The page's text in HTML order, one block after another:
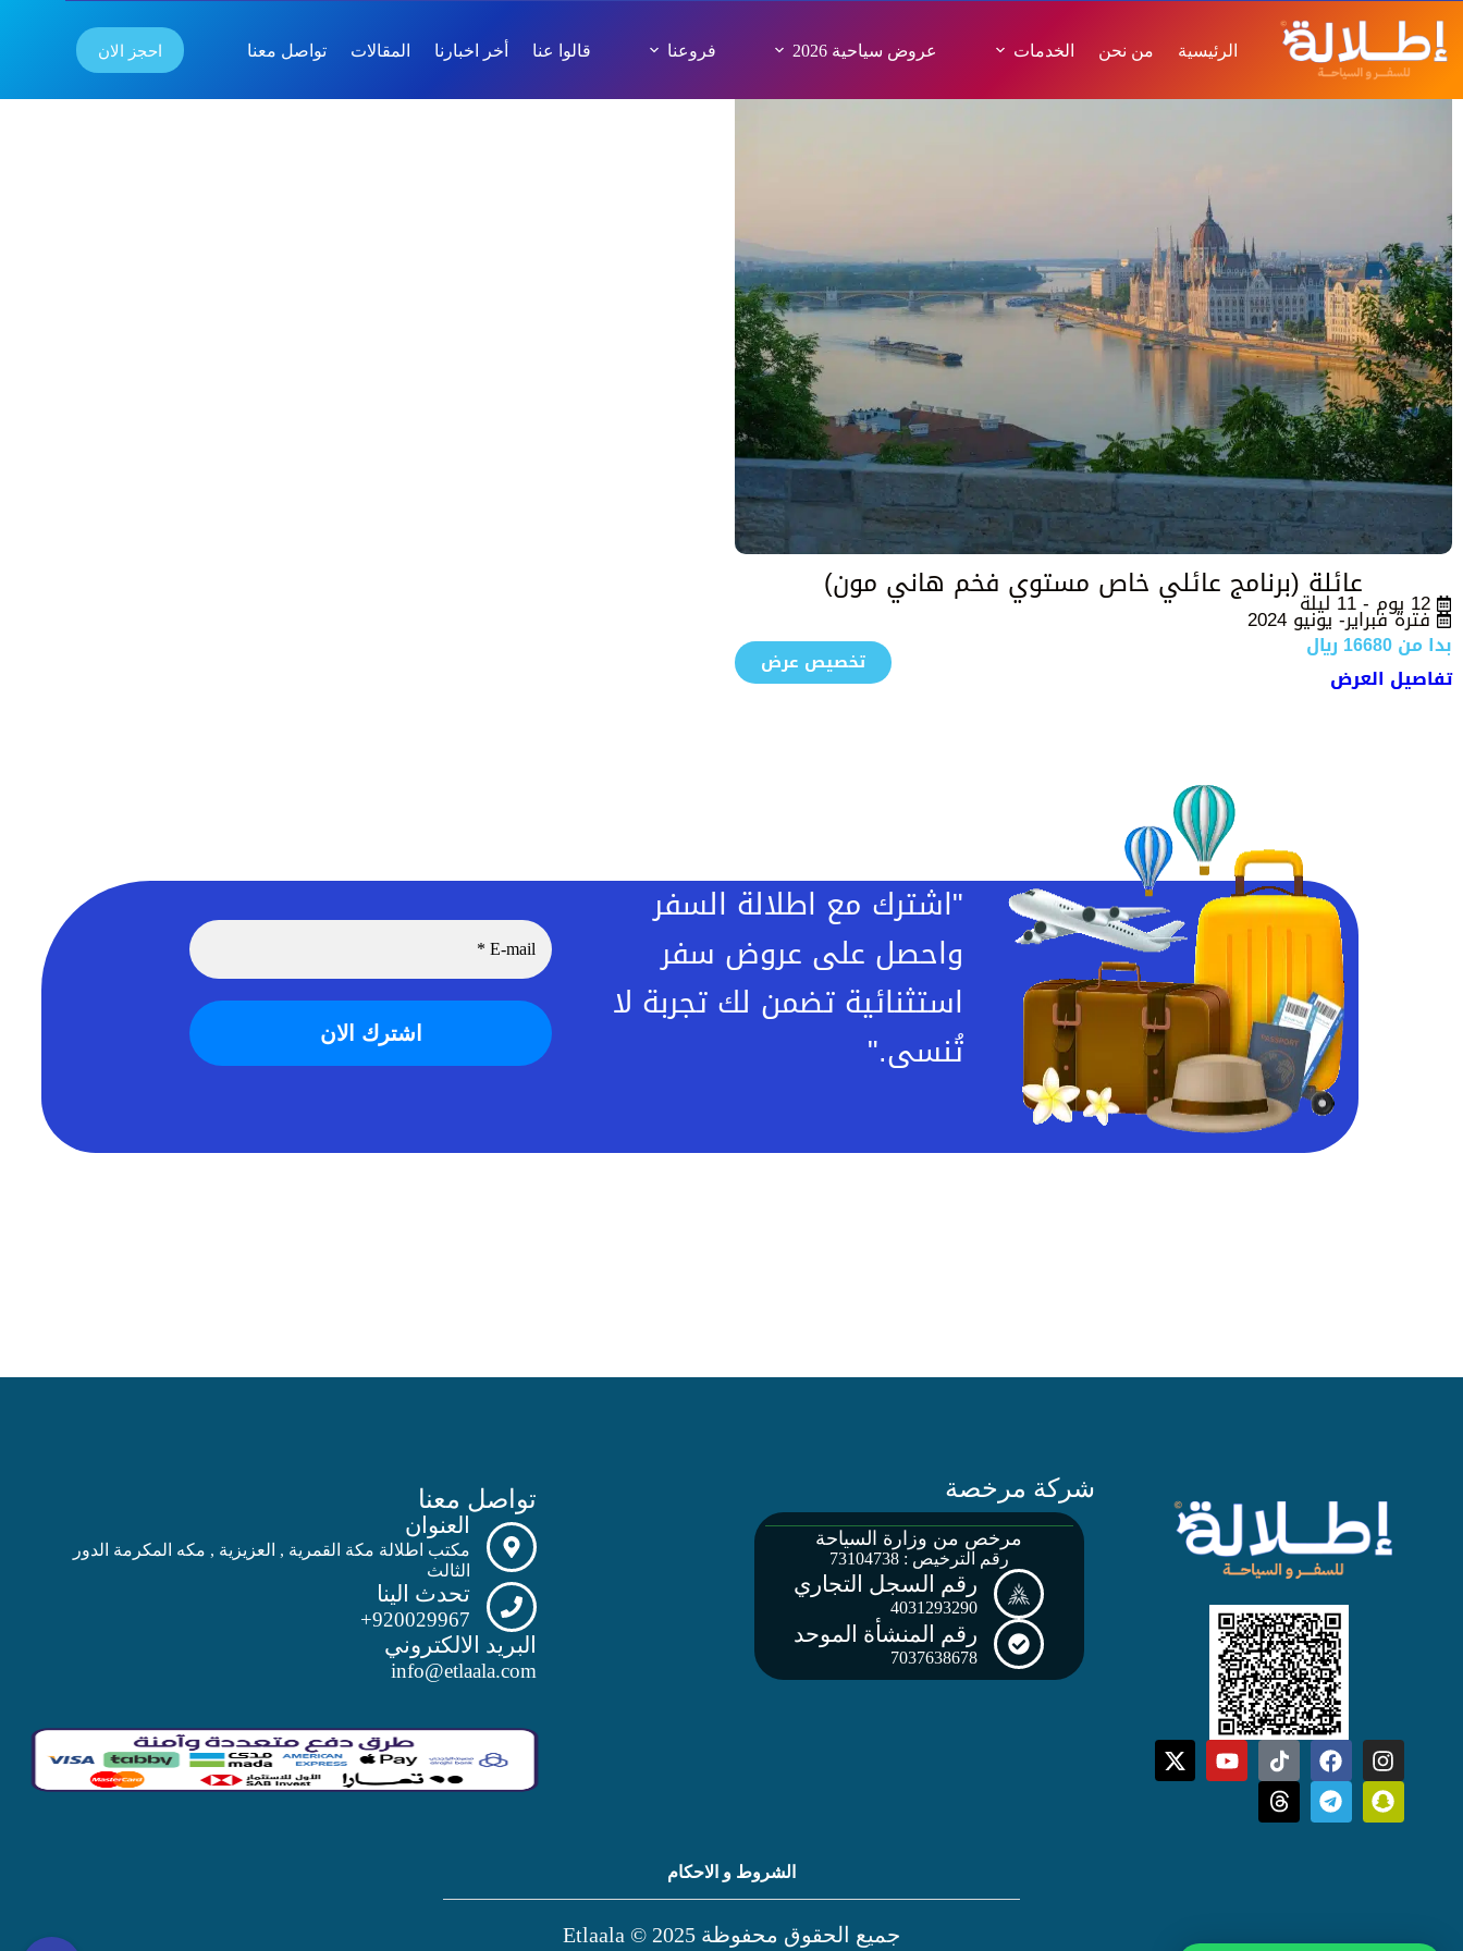
الرئيسية من نحن الخدمات عروض سياحية 2026 فروعنا قالوا عنا أخر اخبارنا المقالات تواصل معنا احجز الان
عائلة (برنامج عائلي خاص مستوي فخم هاني مون) 12 يوم - 11 ليلة
فترة فبراير- يونيو 2024
بدا من 16680 ريال
تفاصيل العرض
تخصيص عرض
"اشترك مع اطلالة السفر
واحصل على عروض سفر
استثنائية تضمن لك تجربة لا
تُنسى."
شركة مرخصة
مرخص من وزارة السياحة
رقم الترخيص : 73104738
رقم السجل التجاري
4031293290
رقم المنشأة الموحد
7037638678
تواصل معنا
العنوان
مكتب اطلالة مكة القمرية , العزيزية , مكه المكرمة الدور
الثالث
تحدث الينا
920029967+
البريد الالكتروني
info@etlaala.com
الشروط و الاحكام
جميع الحقوق محفوظة 2025 © Etlaala